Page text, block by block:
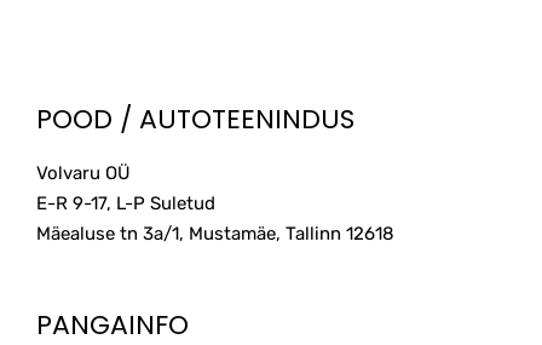
POOD / AUTOTEENINDUS
Volvaru OÜ
E-R 9-17, L-P Suletud
Mäealuse tn 3a/1, Mustamäe, Tallinn 12618
PANGAINFO